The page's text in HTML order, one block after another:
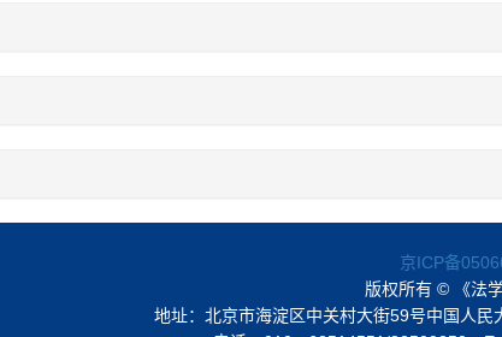
京ICP备
版权所有 © 《法
地址：北京市海淀区中关村大街59号中国人